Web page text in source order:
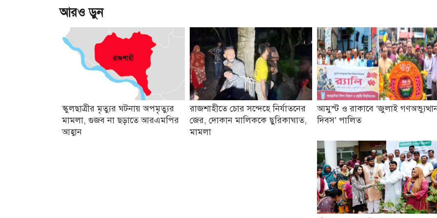
আরও ড়ুন
স্কুলছাত্রীর মৃত্যুর ঘটনায় অপমৃত্যুর
মামলা, গুজব না ছড়াতে আরএমপির
আহ্বান
রাজশাহীতে চোর সন্দেহে নির্যাতনের
জের, দোকান মালিককে ছুরিকাঘাত,
মামলা
আমুস্ট ও রাকাবে ‘জুলাই
দিবস’ পালিত